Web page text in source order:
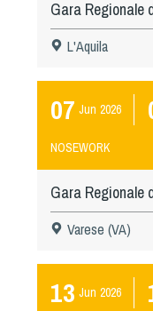
Gara Regionale
L'Aquila
07 Jun 2026
NOSEWORK
Gara Regionale
Varese (VA)
13 Jun 2026